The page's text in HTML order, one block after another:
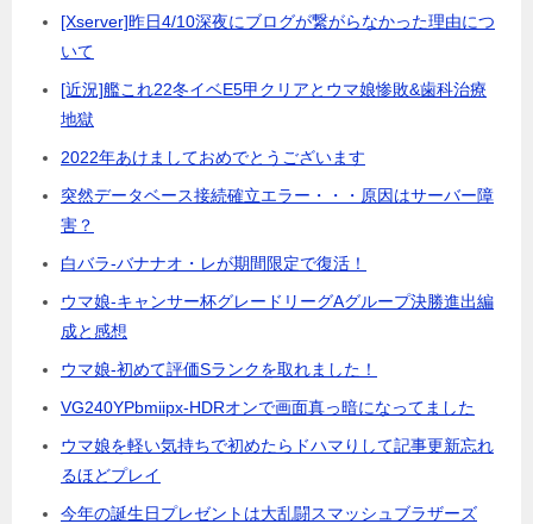
[Xserver]昨日4/10深夜にブログが繋がらなかった理由につ
いて
[近況]艦これ22冬イベE5甲クリアとウマ娘惨敗&歯科治療
地獄
2022年あけましておめでとうございます
突然データベース接続確立エラー・・・原因はサーバー障
害？
白バラ-バナナオ・レが期間限定で復活！
ウマ娘-キャンサー杯グレードリーグAグループ決勝進出編
成と感想
ウマ娘-初めて評価Sランクを取れました！
VG240YPbmiipx-HDRオンで画面真っ暗になってました
ウマ娘を軽い気持ちで初めたらドハマりして記事更新忘れ
るほどプレイ
今年の誕生日プレゼントは大乱闘スマッシュブラザーズ